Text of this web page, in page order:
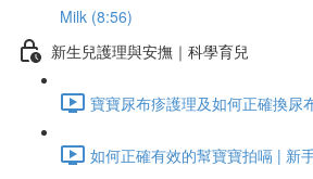
Milk (8:56)
新生兒護理與安撫｜科學育兒
寶寶尿布疹護理及如何正確換尿
如何正確有效的幫寶寶拍嗝 | 新